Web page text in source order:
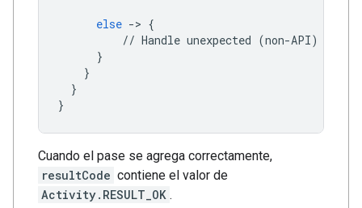
else -> {
// Handle unexpected (non-API)
}
}
}
}
Cuando el pase se agrega correctamente,
resultCode contiene el valor de
Activity.RESULT_OK .